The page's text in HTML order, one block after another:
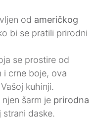
od američkog
bi se pratili prirodni
se prostire od
i crne boje, ova
kuhinji.
šarm je prirodna
strani daske.